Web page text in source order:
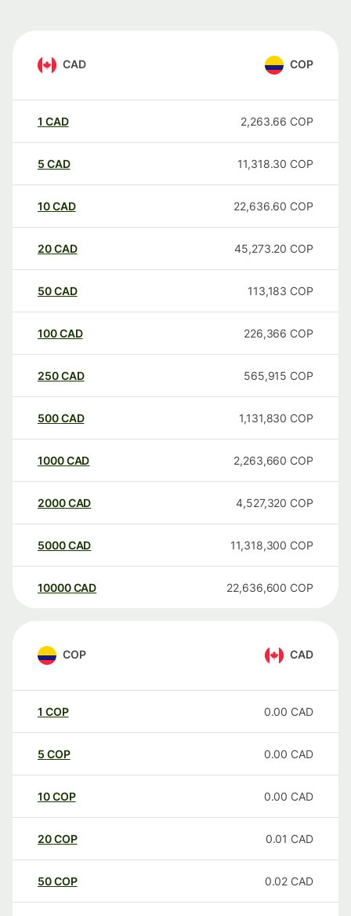
CAD COP
1 CAD 2,263.66 COP
5 CAD 11,318.30 COP
10CAD 22,636.60 COP
20CAD 45,273.20 COP
50CAD 113,183 COP
100CAD 226,366 COP
250CAD 565,915 COP
500CAD 1,131,830 COP
1000CAD 2,263,660 COP
2000CAD 4,527,320 COP
5000CAD 11,318,300 COP
10000 CAD 22,636,600 COP
COP CAD
1 COP 0.00 CAD
5 COP 0.00 CAD
10COP 0.00 CAD
20COP 0.01 CAD
50COP 0.02 CAD